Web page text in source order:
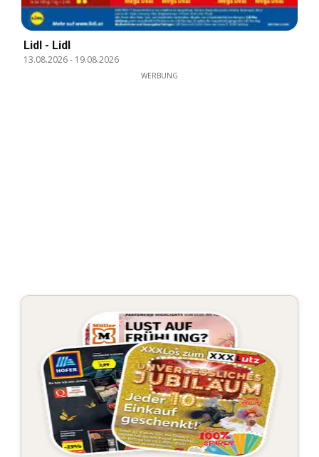
Lidl - Lidl
13.08.2026- 19.08.2026
WERBUNG